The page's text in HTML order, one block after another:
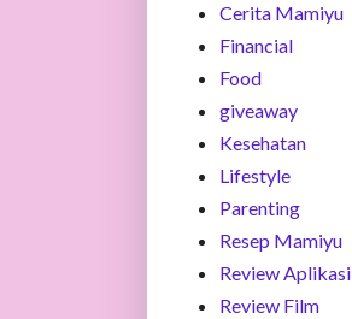
Cerita Mamiyu
Financial
Food
giveaway
Kesehatan
Lifestyle
Parenting
Resep Mamiyu
Review Aplikasi
Review Film